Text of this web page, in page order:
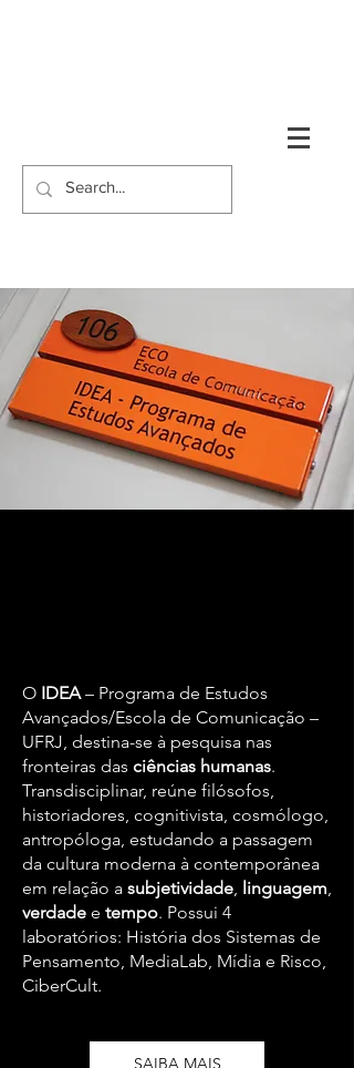
O IDEA– Programa de Estudos
Avançados/Escola de Comunicação –
UFRJ, destina-se à pesquisa nas
fronteiras das ciências humanas.
Transdisciplinar, reúne filósofos,
historiadores, cognitivista, cosmólogo,
antropóloga, estudando a passagem
da cultura moderna à contemporânea
em relação a subjetividade, linguagem,
verdade e tempo. Possui 4
laboratórios: História dos Sistemas de
Pensamento, MediaLab, Mídia e Risco,
CiberCult.
SAIBA MAIS